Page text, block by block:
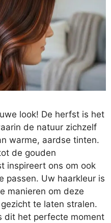
look! De herfst is het
de natuur zichzelf
warme, aardse tinten.
de gouden
inspireert ons om ook
passen. Uw haarkleur is
manieren om deze
te laten stralen.
dit het perfecte moment